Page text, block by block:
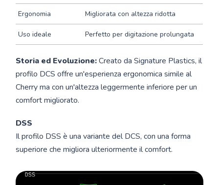
Ergonomia Migliorata con altezza ridotta
Uso ideale Perfetto per digitazione prolungata
Storia ed Evoluzione:Creato da Signature Plastics, il
profilo DCS offre un'esperienza ergonomica simile al
Cherry ma con un'altezza leggermente inferiore per un
comfort migliorato.
DSS
Il profilo DSS è una variante del DCS, con una forma
superiore che migliora ulteriormente il comfort.